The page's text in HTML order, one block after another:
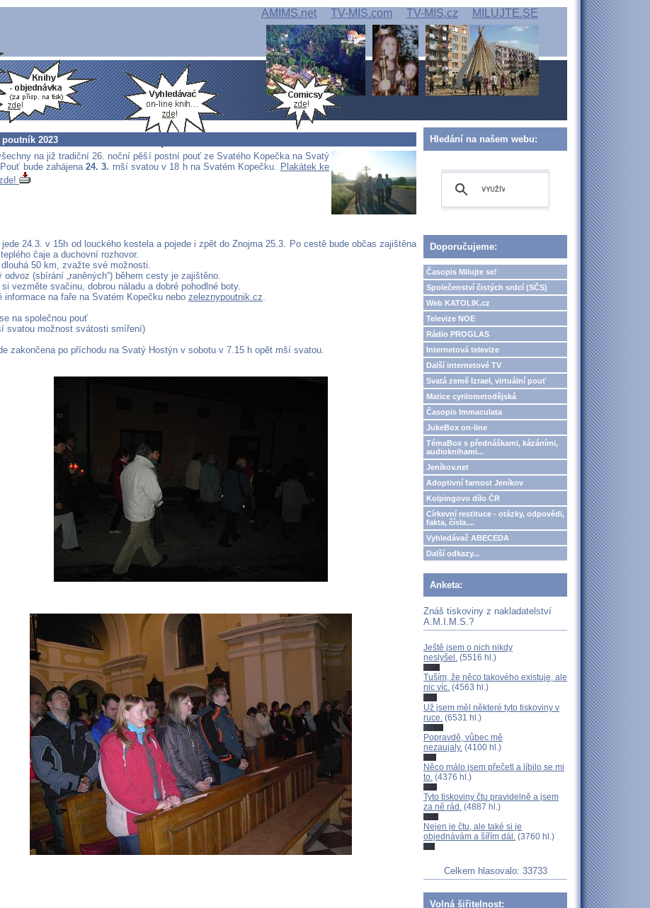
AMIMS.net TV-MIS.com TV-MIS.cz MILUJTE.SE
2023
na již tradiční 26. noční pěší postní pouť ze Svatého Kopečka na Svatý
bude zahájena24. 3. mší svatou v 18 h na Svatém Kopečku. Plakátek ke
24.3. v 15h od louckého kostela a pojede i zpět do Znojma 25.3. Po cestě bude občas zajištěna
čaje a duchovní rozhovor.
50 km, zvažte své možnosti.
odvoz (sbírání „raněných“) během cesty je zajištěno.
vezměte svačinu, dobrou náladu a dobré pohodlné boty.
informace na faře na Svatém Kopečku nebo zeleznypoutnik.cz.
na společnou pouť
svatou možnost svátosti smíření)
zakončena po příchodu na Svatý Hostýn v sobotu v 7.15 h opět mší svatou.
Hledání na našem webu:
Doporučujeme:
Časopis Milujte se!
Společenství čistých srdcí (SČS)
Web KATOLIK.cz
Televize NOE
Rádio PROGLAS
Internetová televize
Další internetové TV
Svatá země Izrael, virtuální pouť
Matice cyrilometodějská
Časopis Immaculata
JukeBox on-line
TémaBox s přednáškami, kázáními,
audioknihami...
Jeníkov.net
Adoptivní farnost Jeníkov
Kolpingovo dílo ČR
Církevní restituce - otázky, odpovědi,
fakta, čísla....
Vyhledávač ABECEDA
Další odkazy...
Anketa:
Znáš tiskoviny z nakladatelství
A.M.I.M.S.?
Ještě jsem o nich nikdy
neslyšel. (5516 hl.)
Tuším, že něco takového existuje, ale
nic víc. (4563 hl.)
Už jsem měl některé tyto tiskoviny v
ruce. (6531 hl.)
Popravdě, vůbec mě
nezaujaly. (4100 hl.)
Něco málo jsem přečetl a líbilo se mi
to. (4376 hl.)
Tyto tiskoviny čtu pravidelně a jsem
za ně rád. (4887 hl.)
Nejen je čtu, ale také si je
objednávám a šířím dál. (3760 hl.)
Celkem hlasovalo: 33733
Volná šiřitelnost: